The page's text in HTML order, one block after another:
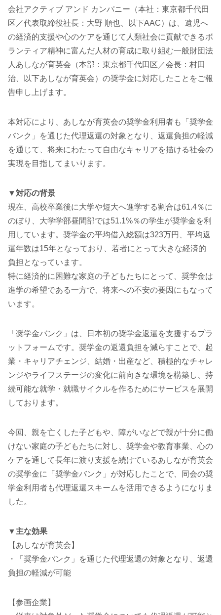
会社アクティブ アンド カンパニー（本社：東京都千代田
区／代表取締役社長：大野 順也、以下AAC）は、遺児へ
の経済的支援や心のケアを通じて人類社会に貢献できるボ
ランティア精神に富んだ人材の育成に取り組む一般財団法
人あしなが育英会（本部：東京都千代田区／会長 ：村田
治、以下あしなが育英会）の奨学金に対応したことをご報
告申し上げます。
本対応により、あしなが育英会の奨学金利用者も「奨学金
バンク」を通じた代理返還の対象となり、返還負担の軽減
を通じて、将来にわたって自由なキャリアを描ける社会の
実現を目指してまいります。
▼対応の背景
現在、高校卒業後に大学や短大へ進学する割合は61.4％に
のぼり、大学学部昼間部では51.1%％の学生が奨学金を利
用しています。奨学金の平均借入総額は323万円、平均返
還年数は15年となっており、若者にとって大きな経済的
負担となっています。
特に経済的に困難な家庭の子どもたちにとって、奨学金は
進学の希望である一方で、将来への不安の要因にもなって
います。
「奨学金バンク」は、日本初の奨学金返還を支援するプラ
ットフォームです。奨学金の返還負担を減らすことで、起
業・キャリアチェンジ、結婚・出産など、積極的なチャレ
ンジやライフステージの変化に前向きな環境を構築し、持
続可能な就学・就職サイクルを作るためにサービスを展開
しております。
今回、親を亡くした子どもや、障がいなどで親が十分に働
けない家庭の子どもたちに対し、奨学金や教育事業、心の
ケアを通して長年に渡り支援を続けているあしなが育英会
の奨学金に「奨学金バンク」が対応したことで、同会の奨
学金利用者も代理返還スキームを活用できるようになりま
した。
▼主な効果
【あしなが育英会】
・「奨学金バンク」を通じた代理返還の対象となり、返還
負担の軽減が可能
【参画企業】